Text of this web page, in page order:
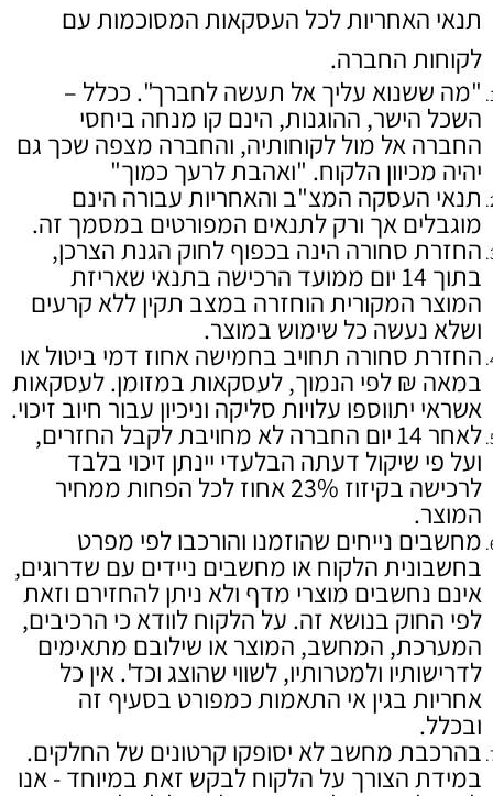
תנאי האחריות לכל העסקאות המסוכמות עם
לקוחות החברה.
"מה ששנוא עליך אל תעשה לחברך". ככלל –
השכל הישר, ההוגנות, הינם קו מנחה ביחסי
החברה אל מול לקוחותיה, והחברה מצפה שכך גם
יהיה מכיוון הלקוח. "ואהבת לרעך כמוך"
תנאי העסקה המצ"ב והאחריות עבורה הינם
מוגבלים אך ורק לתנאים המפורטים במסמך זה.
החזרת סחורה הינה בכפוף לחוק הגנת הצרכן,
בתוך 14 יום ממועד הרכישה בתנאי שאריזת
המוצר המקורית הוחזרה במצב תקין ללא קרעים
ושלא נעשה כל שימוש במוצר.
החזרת סחורה תחויב בחמישה אחוז דמי ביטול או
במאה ₪ לפי הנמוך, לעסקאות במזומן. לעסקאות
אשראי יתווספו עלויות סליקה וניכיון עבור חיוב זיכוי.
לאחר 14 יום החברה לא מחויבת לקבל החזרים,
ועל פי שיקול דעתה הבלעדי יינתן זיכוי בלבד
לרכישה בקיזוז 23% אחוז לכל הפחות ממחיר
המוצר.
מחשבים נייחים שהוזמנו והורכבו לפי מפרט
בחשבונית הלקוח או מחשבים ניידים עם שדרוגים,
אינם נחשבים מוצרי מדף ולא ניתן להחזירם וזאת
לפי החוק בנושא זה. על הלקוח לוודא כי הרכיבים,
המערכת, המחשב, המוצר או שילובם מתאימים
לדרישותיו ולמטרותיו, לשווי שהוצג וכד'. אין כל
אחריות בגין אי התאמות כמפורט בסעיף זה
ובכלל.
בהרכבת מחשב לא יסופקו קרטונים של החלקים.
במידת הצורך על הלקוח לבקש זאת במיוחד - אנו